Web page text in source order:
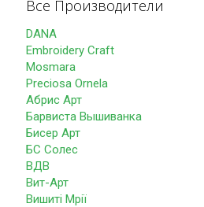
Все Производители
DANA
Embroidery Craft
Mosmara
Preciosa Ornela
Абрис Арт
Барвиста Вышиванка
Бисер Арт
БС Солес
ВДВ
Вит-Арт
Вишиті Мрії